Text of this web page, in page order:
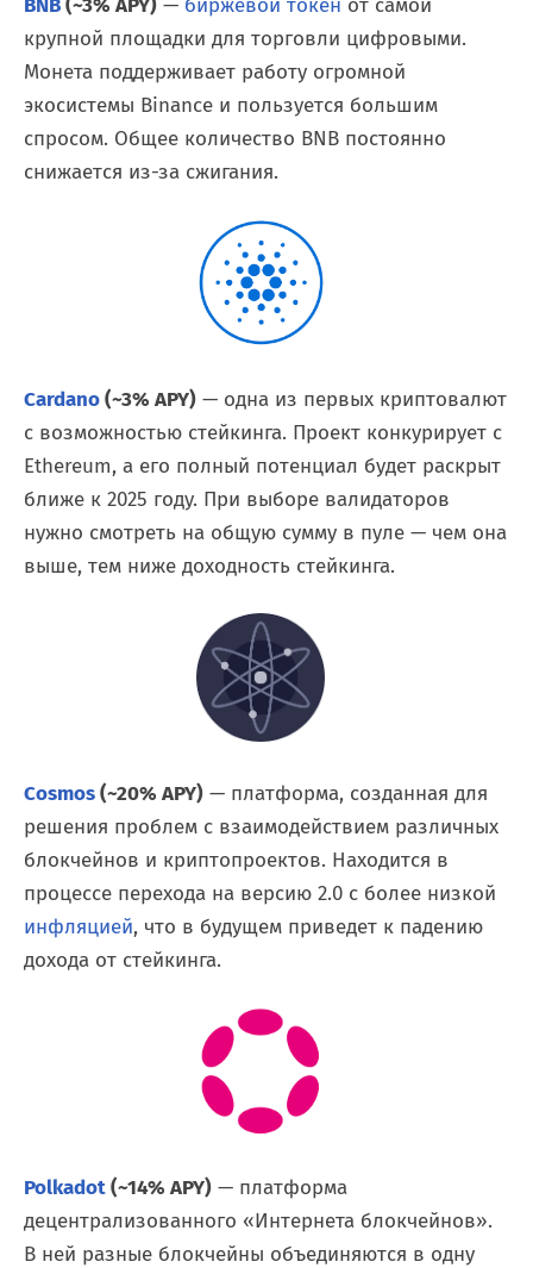
BNB(~3% APY) — биржевой токен от самой
крупной площадки для торговли цифровыми.
Монета поддерживает работу огромной
экосистемы Binance и пользуется большим
спросом. Общее количество BNB постоянно
снижается из-за сжигания.
Cardano(~3% APY) — одна из первых криптовалют
с возможностью стейкинга. Проект конкурирует с
Ethereum, а его полный потенциал будет раскрыт
ближе к 2025 году. При выборе валидаторов
нужно смотреть на общую сумму в пуле — чем она
выше, тем ниже доходность стейкинга.
Cosmos(~20% APY) — платформа, созданная для
решения проблем с взаимодействием различных
блокчейнов и криптопроектов. Находится в
процессе перехода на версию 2.0 с более низкой
инфляцией, что в будущем приведет к падению
дохода от стейкинга.
Polkadot(~14% APY) — платформа
децентрализованного «Интернета блокчейнов».
В ней разные блокчейны объединяются в одну